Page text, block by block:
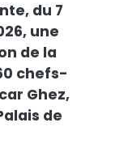
du 7
une
de la
chefs-
Ghez,
de